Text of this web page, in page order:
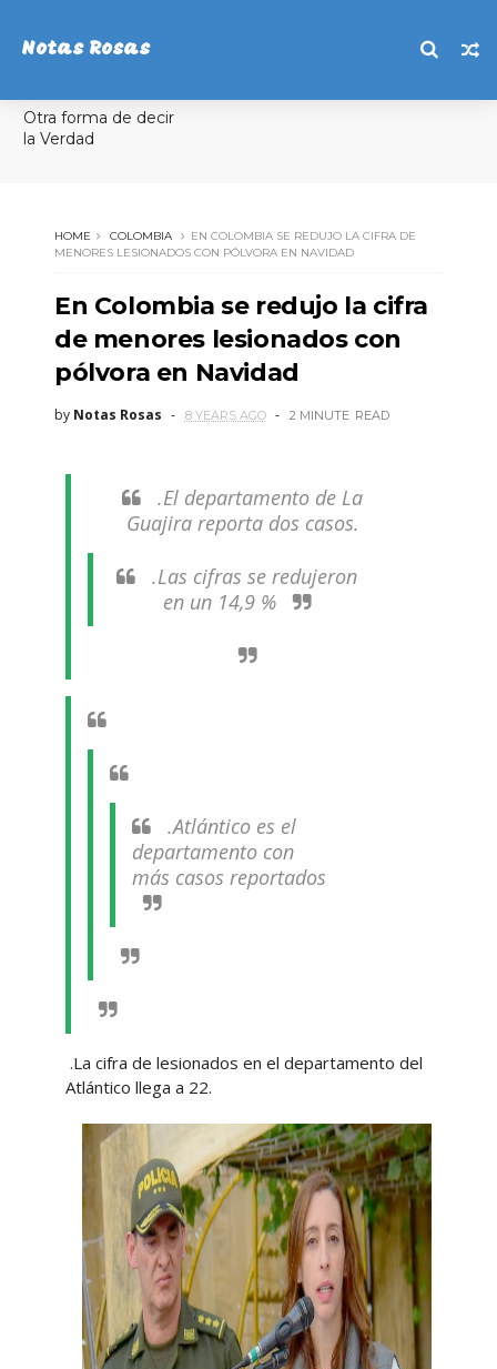
Notas Rosas
Otra forma de decir
la Verdad
HOME COLOMBIA
EN COLOMBIA SE REDUJO LA CIFRA DE
MENORES LESIONADOS CON PÓLVORA EN NAVIDAD
En Colombia se redujo la cifra
de menores lesionados con
pólvora en Navidad
by Notas Rosas 8 YEARS AGO 2 MINUTE READ
.El departamento de La
Guajira reporta dos casos.
.Las cifras se redujeron
en un 14,9 %
.Atlántico es el
departamento con
más casos reportados
.La cifra de lesionados en el departamento del
Atlántico llega a 22.